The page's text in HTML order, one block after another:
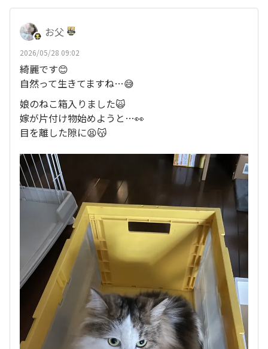
お父
2026/05/28 09:02
綺麗です😊
自然って生きてますね…😅
娘のねこ箱入りました🙀
嫁が片付け物始めようと…👀
目を離した隙に😫😽